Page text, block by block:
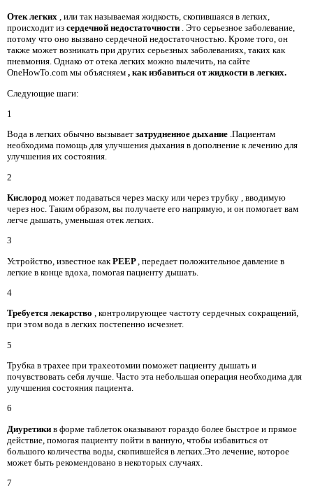
Отек легких , или так называемая жидкость, скопившаяся в легких,
происходит из сердечной недостаточности . Это серьезное заболевание,
потому что оно вызвано сердечной недостаточностью. Кроме того, он
также может возникать при других серьезных заболеваниях, таких как
пневмония. Однако от отека легких можно вылечить, на сайте
OneHowTo.com мы объясняем , как избавиться от жидкости в легких.
Следующие шаги:
1
Вода в легких обычно вызывает затрудненное дыхание .Пациентам
необходима помощь для улучшения дыхания в дополнение к лечению для
улучшения их состояния.
2
Кислород может подаваться через маску или через трубку , вводимую
через нос. Таким образом, вы получаете его напрямую, и он помогает вам
легче дышать, уменьшая отек легких.
3
Устройство, известное как PEEP , передает положительное давление в
легкие в конце вдоха, помогая пациенту дышать.
4
Требуется лекарство , контролирующее частоту сердечных сокращений,
при этом вода в легких постепенно исчезнет.
5
Трубка в трахее при трахеотомии поможет пациенту дышать и
почувствовать себя лучше. Часто эта небольшая операция необходима для
улучшения состояния пациента.
6
Диуретики в форме таблеток оказывают гораздо более быстрое и прямое
действие, помогая пациенту пойти в ванную, чтобы избавиться от
большого количества воды, скопившейся в легких.Это лечение, которое
может быть рекомендовано в некоторых случаях.
7